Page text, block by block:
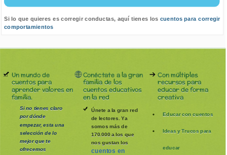
Si lo que quieres es corregir conductas, aquí tienes los cuentos para corregir
comportamientos
Un mundo de
cuentos para
aprender valores en
familia.
Si no tienes claro
por dónde
empezar, esta una
selección de lo
mejor que te
ofrecemos
Conéctate a la gran
familia de los
cuentos educativos
en la red
Únete a la gran red
de lectores. Ya
somos más de
170.000 a los que
nos gustan los
cuentos en
Con múltiples
recursos para
educar de forma
creativa
Educar con cuentos
Ideas y Trucos para
educar